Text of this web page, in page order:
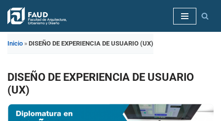
Saltar
Inicio » DISEÑO DE EXPERIENCIA DE USUARIO (UX)
DISEÑO DE EXPERIENCIA DE USUARIO
(UX)